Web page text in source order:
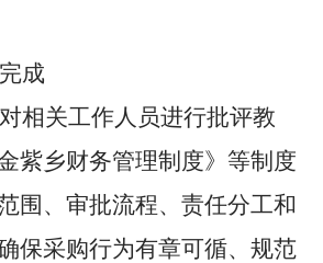
成
相关工作人员进行批评教
紫乡财务管理制度》等制度
围、审批流程、责任分工和
保采购行为有章可循、规范